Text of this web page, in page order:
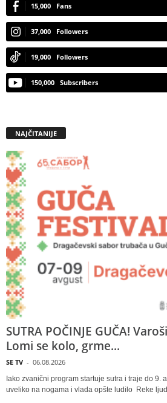
15,000 Fans
37,000 Followers
19,000 Followers
150,000 Subscribers
NAJČITANIJE
SUTRA POČINJE GUČA!
Lomi se kolo, grme...
SE TV - 06.08.2026
Iako zvanični program startuje sutra i traje do 9.
uveliko na nogama i vlada opšte ludilo Reke ljudi